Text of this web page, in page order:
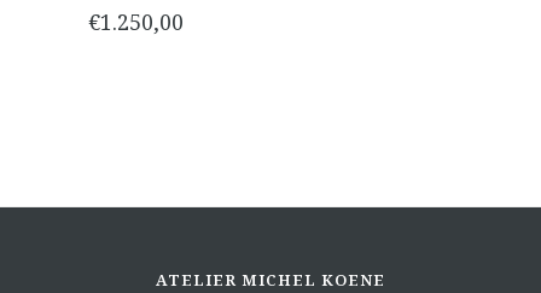
€1.250,00
ATELIER MICHEL KOENE